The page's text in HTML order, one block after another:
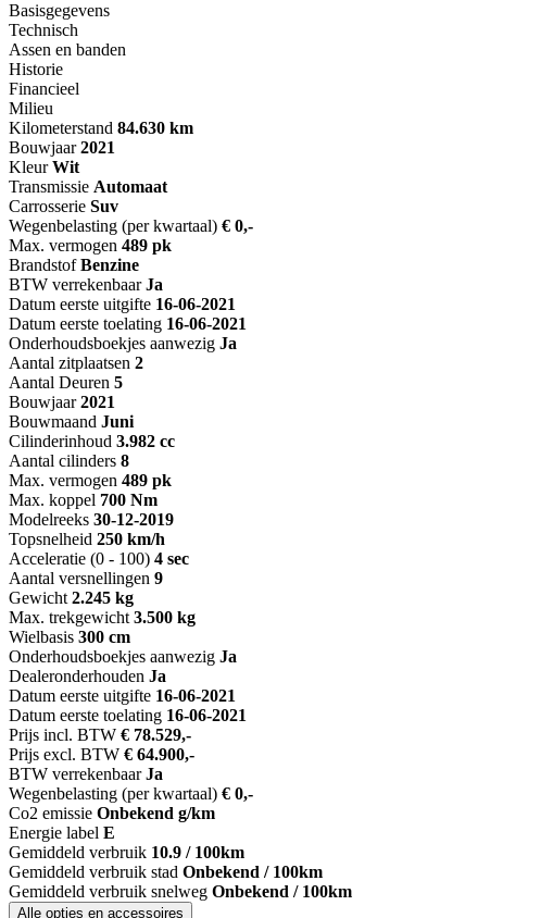
Basisgegevens
Technisch
Assen en banden
Historie
Financieel
Milieu
Kilometerstand 84.630 km
Bouwjaar 2021
Kleur Wit
Transmissie Automaat
Carrosserie Suv
Wegenbelasting (per kwartaal) € 0,-
Max. vermogen 489 pk
Brandstof Benzine
BTW verrekenbaar Ja
Datum eerste uitgifte 16-06-2021
Datum eerste toelating 16-06-2021
Onderhoudsboekjes aanwezig Ja
Aantal zitplaatsen 2
Aantal Deuren 5
Bouwjaar 2021
Bouwmaand Juni
Cilinderinhoud 3.982 cc
Aantal cilinders 8
Max. vermogen 489 pk
Max. koppel 700 Nm
Modelreeks 30-12-2019
Topsnelheid 250 km/h
Acceleratie (0 - 100) 4 sec
Aantal versnellingen 9
Gewicht 2.245 kg
Max. trekgewicht 3.500 kg
Wielbasis 300 cm
Onderhoudsboekjes aanwezig Ja
Dealeronderhouden Ja
Datum eerste uitgifte 16-06-2021
Datum eerste toelating 16-06-2021
Prijs incl. BTW € 78.529,-
Prijs excl. BTW € 64.900,-
BTW verrekenbaar Ja
Wegenbelasting (per kwartaal) € 0,-
Co2 emissie Onbekend g/km
Energie label E
Gemiddeld verbruik 10.9 / 100km
Gemiddeld verbruik stad Onbekend / 100km
Gemiddeld verbruik snelweg Onbekend / 100km
Alle opties en accessoires